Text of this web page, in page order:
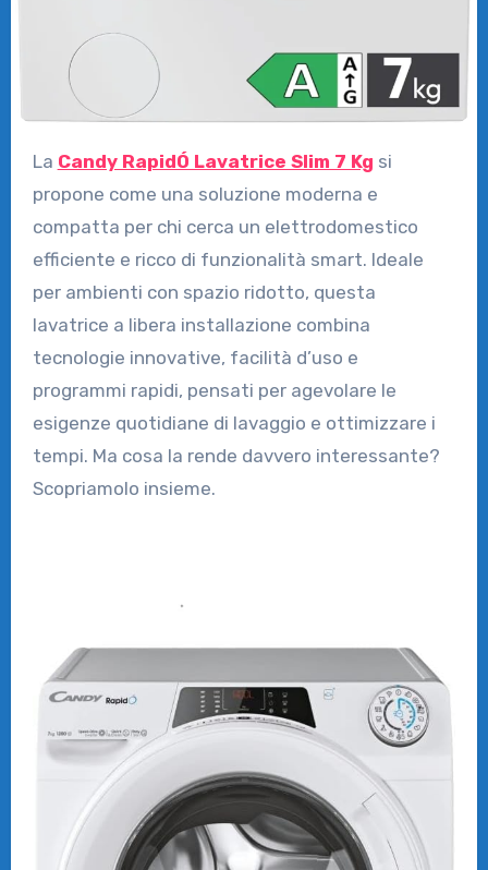
La Candy RapidÓ Lavatrice Slim 7 Kg si
propone come una soluzione moderna e
compatta per chi cerca un elettrodomestico
efficiente e ricco di funzionalità smart. Ideale
per ambienti con spazio ridotto, questa
lavatrice a libera installazione combina
tecnologie innovative, facilità d’uso e
programmi rapidi, pensati per agevolare le
esigenze quotidiane di lavaggio e ottimizzare i
tempi. Ma cosa la rende davvero interessante?
Scopriamolo insieme.